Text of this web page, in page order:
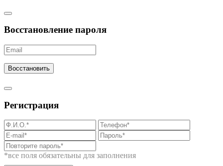
Восстановление пароля
Восстановить
Регистрация
*все поля обязательны для заполнения